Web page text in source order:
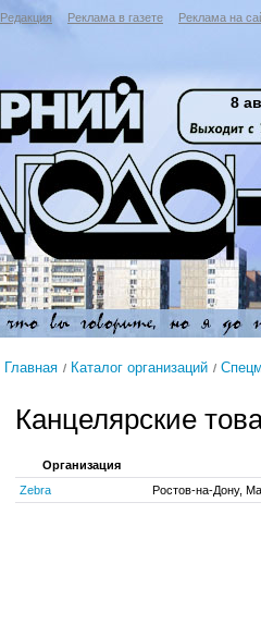
Редакция Реклама в газете Реклама на
8
Главная Каталог организаций
Канцелярские
Организация
Zebra
Ростов-на-Дону,